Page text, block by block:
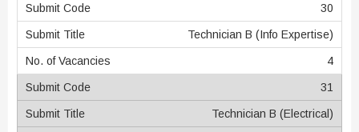
30
Technician B (Info Expertise)
4
31
Technician B (Electrical)